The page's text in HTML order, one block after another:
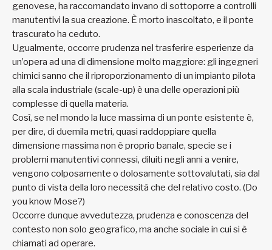
genovese, ha raccomandato invano di sottoporre a controlli
manutentivi la sua creazione. È morto inascoltato, e il ponte
trascurato ha ceduto.
Ugualmente, occorre prudenza nel trasferire esperienze da
un’opera ad una di dimensione molto maggiore: gli ingegneri
chimici sanno che il riproporzionamento di un impianto pilota
alla scala industriale (scale-up) è una delle operazioni più
complesse di quella materia.
Così, se nel mondo la luce massima di un ponte esistente è,
per dire, di duemila metri, quasi raddoppiare quella
dimensione massima non è proprio banale, specie se i
problemi manutentivi connessi, diluiti negli anni a venire,
vengono colposamente o dolosamente sottovalutati, sia dal
punto di vista della loro necessità che del relativo costo. (Do
you know Mose?)
Occorre dunque avvedutezza, prudenza e conoscenza del
contesto non solo geografico, ma anche sociale in cui si è
chiamati ad operare.